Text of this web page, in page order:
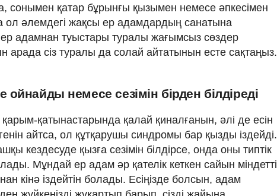
сонымен қатар бұрынғы қызымен немесе әпкесімен
ол әлемдегі жақсы ер адамдардың санатына
ер адамнан туыстары туралы жағымсыз сөздер
арада сіз туралы да солай айтатынын есте сақтаңыз.
ойнайды немесе сезімін бірден білдіреді
қатынастарында қалай қиналғанын, әлі де есін
айтса, ол құтқарушы синдромы бар қызды іздейді.
кездесуде қызға сезімін білдірсе, онда оны типтік
Мұндай ер адам әр қателік кеткен сайын міндетті
кінә іздейтін болады. Есіңізде болсын, адам